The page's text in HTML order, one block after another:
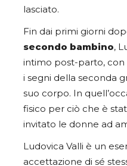
lasciato.
Fin dai primi giorni
secondo bambino,
intimo post-parto, con
i segni della seconda
suo corpo. In
fisico per ciò che è
invitato le donne ad
Ludovica Valli è un
accettazione di sé